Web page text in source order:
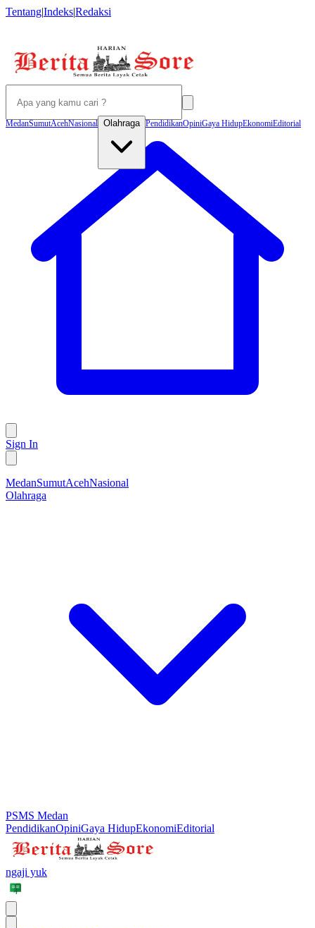
Tentang|Indeks|Redaksi
MedanSumutAcehNasional Olahraga PendidikanOpiniGaya HidupEkonomiEditorial
Sign In
MedanSumutAcehNasional
Olahraga
PSMS Medan
PendidikanOpiniGaya HidupEkonomiEditorial
ngaji yuk